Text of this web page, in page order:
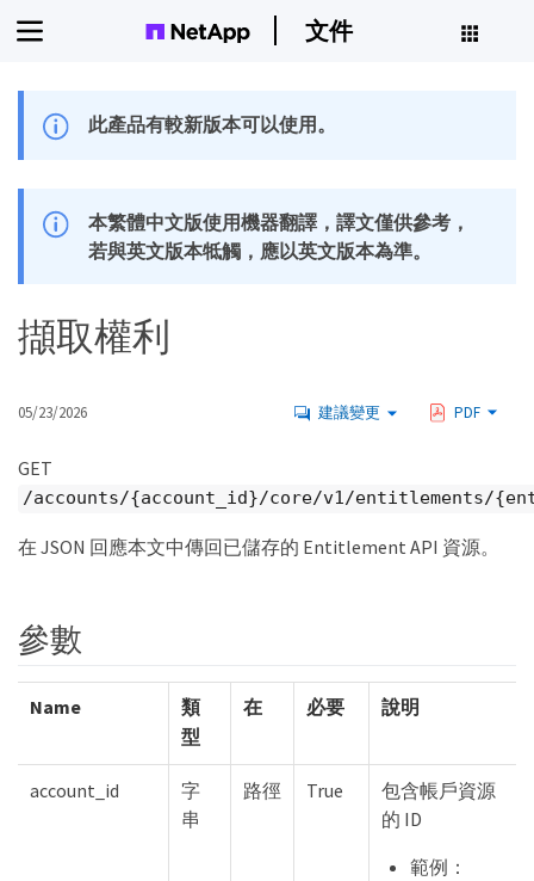
文件
此產品有較新版本可以使用。
本繁體中文版使用機器翻譯，譯文僅供參考，
若與英文版本牴觸，應以英文版本為準。
擷取權利
05/23/2026 建議變更 PDF
GET
/accounts/{account_id}/core/v1/entitlements/
在 JSON 回應本文中傳回已儲存的 Entitlement API 資源。
參數
Name
類
型
在 必要 說明
account_id
字
串
路徑 True
包含帳戶資源
的 ID
範例：